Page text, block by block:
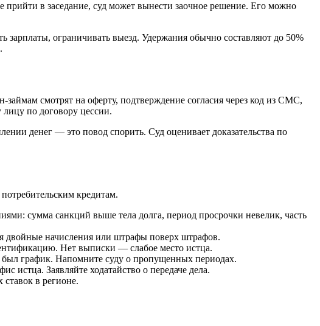
в заседание, суд может вынести заочное решение. Его можно
зарплаты, ограничивать выезд. Удержания обычно составляют до 50%
займам смотрят на оферту, подтверждение согласия через код из СМС,
лицу по договору цессии.
денег — это повод спорить. Суд оценивает доказательства по
кредитам.
сумма санкций выше тела долга, период просрочки невелик, часть
двойные начисления или штрафы поверх штрафов.
Нет выписки — слабое место истца.
график. Напомните суду о пропущенных периодах.
истца. Заявляйте ходатайство о передаче дела.
в регионе.